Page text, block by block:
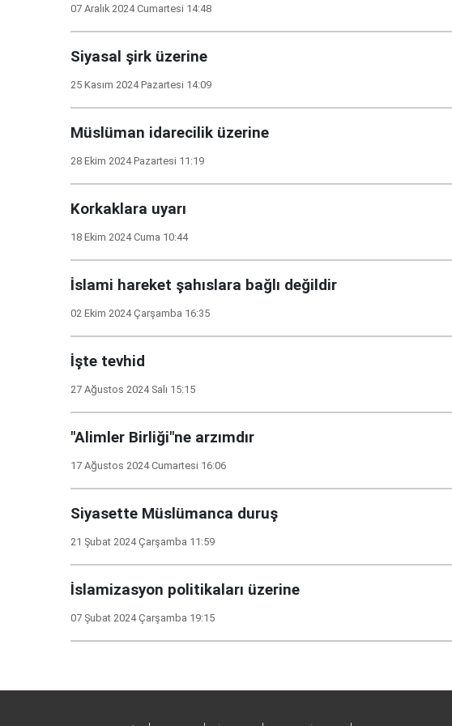
07 Aralık 2024 Cumartesi 14:48
Siyasal şirk üzerine
25 Kasım 2024 Pazartesi 14:09
Müslüman idarecilik üzerine
28 Ekim 2024 Pazartesi 11:19
Korkaklara uyarı
18 Ekim 2024 Cuma 10:44
İslami hareket şahıslara bağlı değildir
02 Ekim 2024 Çarşamba 16:35
İşte tevhid
27 Ağustos 2024 Salı 15:15
"Alimler Birliği"ne arzımdır
17 Ağustos 2024 Cumartesi 16:06
Siyasette Müslümanca duruş
21 Şubat 2024 Çarşamba 11:59
İslamizasyon politikaları üzerine
07 Şubat 2024 Çarşamba 19:15